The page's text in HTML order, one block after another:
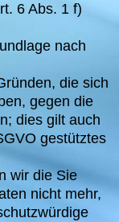
6 Abs. 1 f)
nach
die sich
gegen die
dies gilt auch
gestütztes
wir die Sie
nicht mehr,